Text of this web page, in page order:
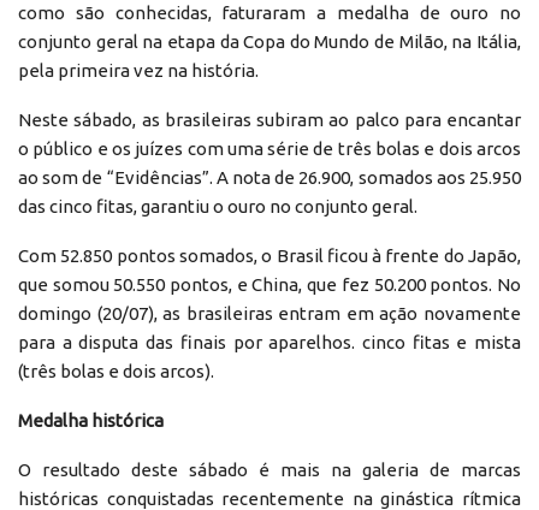
como são conhecidas, faturaram a medalha de ouro no
conjunto geral na etapa da Copa do Mundo de Milão, na Itália,
pela primeira vez na história.
Neste sábado, as brasileiras subiram ao palco para encantar
o público e os juízes com uma série de três bolas e dois arcos
ao som de “Evidências”. A nota de 26.900, somados aos 25.950
das cinco fitas, garantiu o ouro no conjunto geral.
Com 52.850 pontos somados, o Brasil ficou à frente do Japão,
que somou 50.550 pontos, e China, que fez 50.200 pontos. No
domingo (20/07), as brasileiras entram em ação novamente
para a disputa das finais por aparelhos. cinco fitas e mista
(três bolas e dois arcos).
Medalha histórica
O resultado deste sábado é mais na galeria de marcas
históricas conquistadas recentemente na ginástica rítmica